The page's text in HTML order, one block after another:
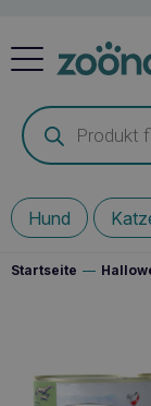
Products
search
Hund
Startseite —